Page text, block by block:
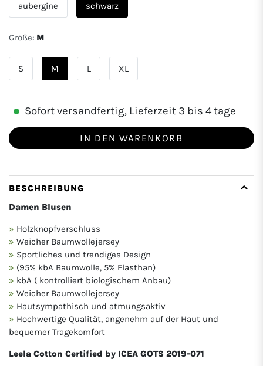
aubergine schwarz
Größe: M
S M L XL
Sofort versandfertig, Lieferzeit 3 bis 4 tage
IN DEN WARENKORB
BESCHREIBUNG
Damen Blusen
Holzknopfverschluss
Weicher Baumwollejersey
Sportliches und trendiges Design
(95% kbA Baumwolle, 5% Elasthan)
kbA ( kontrolliert biologischem Anbau)
Weicher Baumwollejersey
Hautsympathisch und atmungsaktiv
Hochwertige Qualität, angenehm auf der Haut und
bequemer Tragekomfort
Leela Cotton Certified by ICEA GOTS 2019-071